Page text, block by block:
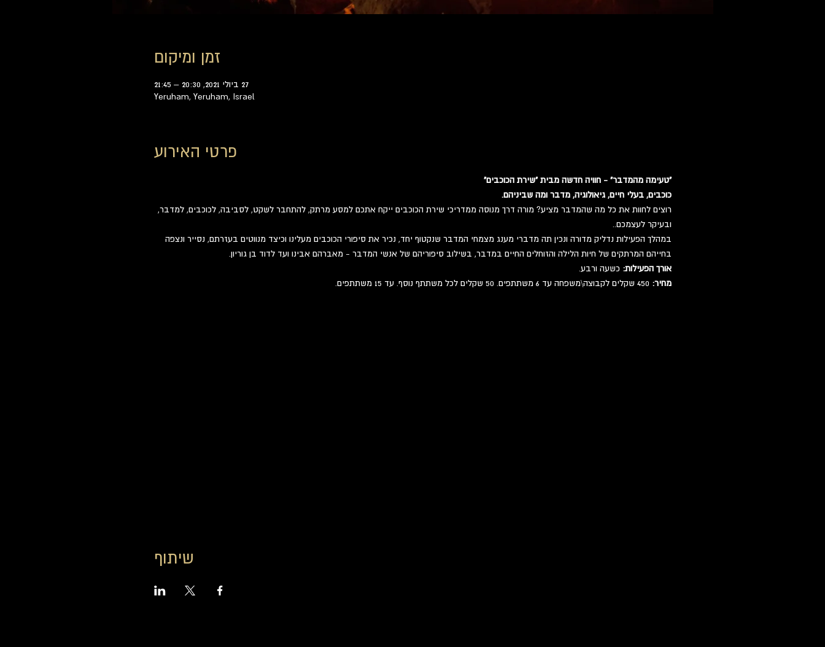
זמן ומיקום
27 ביולי 2021, 20:30 – 21:45
Yeruham, Yeruham, Israel
פרטי האירוע
"טעימה מהמדבר" - חוויה חדשה מבית "שירת הכוכבים"
כוכבים, בעלי חיים, גיאולוגיה, מדבר ומה שביניהם.
רוצים לחוות את כל מה שהמדבר מציע? מורה דרך מנוסה ממדריכי שירת הכוכבים ייקח אתכם למסע מרתק, להתחבר לשקט, לסביבה, לכוכבים, למדבר,
ובעיקר לעצמכם..
במהלך הפעילות נדליק מדורה ונכין תה מדברי מענג מצמחי המדבר שנקטוף יחד, נכיר את סיפורי הכוכבים מעלינו וכיצד מנווטים בעזרתם, נסייר ונצפה
בחייהם המרתקים של חיות הלילה והזוחלים החיים במדבר, בשילוב סיפוריהם של אנשי המדבר - מאברהם אבינו ועד לדוד בן גוריון.
אורך הפעילות: כשעה ורבע.
מחיר:
שיתוף